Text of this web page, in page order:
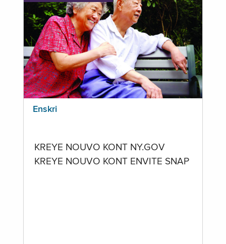
Enskri
KREYE NOUVO KONT NY.GOV
KREYE NOUVO KONT ENVITE SNAP